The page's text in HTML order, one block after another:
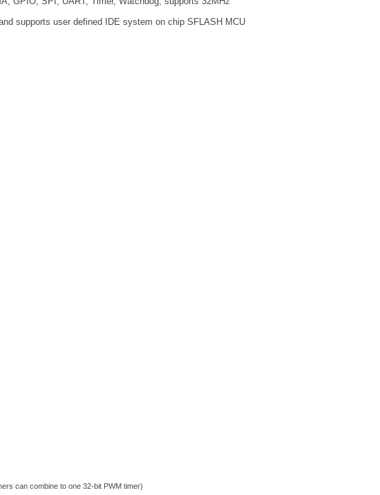
supports user defined IDE system on chip SFLASH MCU
can combine to one 32-bit PWM timer)